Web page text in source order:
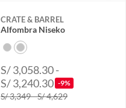
CRATE & BARREL
Alfombra Niseko
S/ 3,058.30 -
S/ 3,240.30 -9%
S/ 3,349 - S/ 4,629